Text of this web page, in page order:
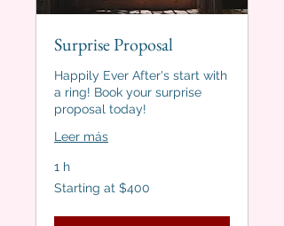
Surprise Proposal
Happily Ever After's start with
a ring! Book your surprise
proposal today!
Leer más
1 h
Starting
at
Starting at $400